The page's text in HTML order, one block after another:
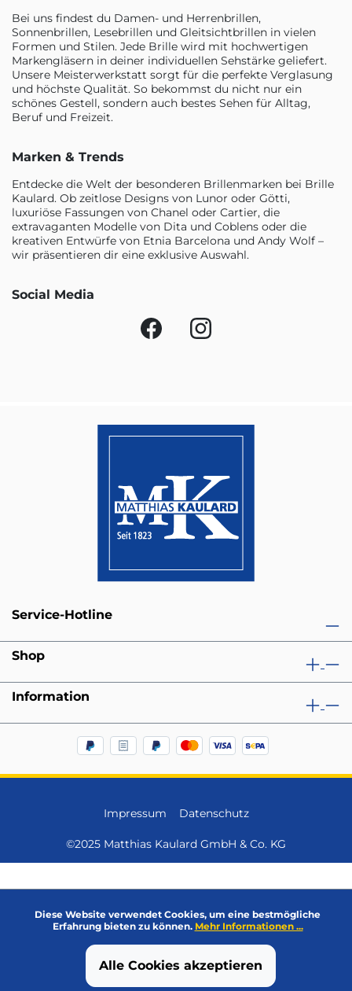
Bei uns findest du Damen- und Herrenbrillen,
Sonnenbrillen, Lesebrillen und Gleitsichtbrillen in vielen
Formen und Stilen. Jede Brille wird mit hochwertigen
Markengläsern in deiner individuellen Sehstärke geliefert.
Unsere Meisterwerkstatt sorgt für die perfekte Verglasung
und höchste Qualität. So bekommst du nicht nur ein
schönes Gestell, sondern auch bestes Sehen für Alltag,
Beruf und Freizeit.
Marken & Trends
Entdecke die Welt der besonderen Brillenmarken bei Brille
Kaulard. Ob zeitlose Designs von Lunor oder Götti,
luxuriöse Fassungen von Chanel oder Cartier, die
extravaganten Modelle von Dita und Coblens oder die
kreativen Entwürfe von Etnia Barcelona und Andy Wolf –
wir präsentieren dir eine exklusive Auswahl.
Social Media
Service-Hotline
Shop
Information
Impressum Datenschutz
©2025 Matthias Kaulard GmbH & Co. KG
Diese Website verwendet Cookies, um eine bestmögliche
Erfahrung bieten zu können. Mehr Informationen ...
Alle Cookies akzeptieren